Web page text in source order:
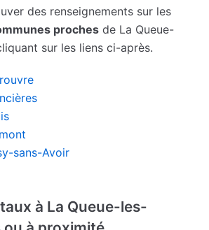
des renseignements sur les
proches de La Queue-
sur les liens ci-après.
sans-Avoir
à La Queue-les-